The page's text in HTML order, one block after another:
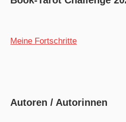
Meine Fortschritte
Autoren / Autorinnen